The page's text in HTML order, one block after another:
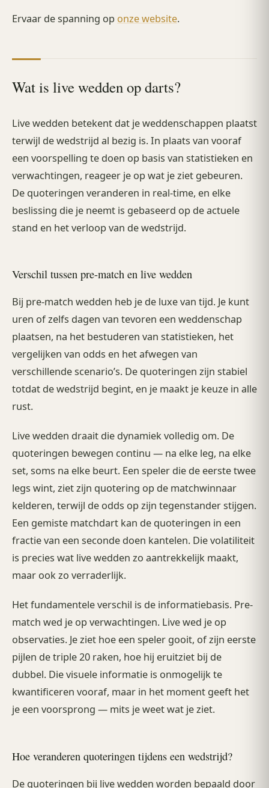
Ervaar de spanning op onze website.
Wat is live wedden op darts?
Live wedden betekent dat je weddenschappen plaatst
terwijl de wedstrijd al bezig is. In plaats van vooraf
een voorspelling te doen op basis van statistieken en
verwachtingen, reageer je op wat je ziet gebeuren.
De quoteringen veranderen in real-time, en elke
beslissing die je neemt is gebaseerd op de actuele
stand en het verloop van de wedstrijd.
Verschil tussen pre-match en live wedden
Bij pre-match wedden heb je de luxe van tijd. Je kunt
uren of zelfs dagen van tevoren een weddenschap
plaatsen, na het bestuderen van statistieken, het
vergelijken van odds en het afwegen van
verschillende scenario’s. De quoteringen zijn stabiel
totdat de wedstrijd begint, en je maakt je keuze in alle
rust.
Live wedden draait die dynamiek volledig om. De
quoteringen bewegen continu — na elke leg, na elke
set, soms na elke beurt. Een speler die de eerste twee
legs wint, ziet zijn quotering op de matchwinnaar
kelderen, terwijl de odds op zijn tegenstander stijgen.
Een gemiste matchdart kan de quoteringen in een
fractie van een seconde doen kantelen. Die volatiliteit
is precies wat live wedden zo aantrekkelijk maakt,
maar ook zo verraderlijk.
Het fundamentele verschil is de informatiebasis. Pre-
match wed je op verwachtingen. Live wed je op
observaties. Je ziet hoe een speler gooit, of zijn eerste
pijlen de triple 20 raken, hoe hij eruitziet bij de
dubbel. Die visuele informatie is onmogelijk te
kwantificeren vooraf, maar in het moment geeft het
je een voorsprong — mits je weet wat je ziet.
Hoe veranderen quoteringen tijdens een wedstrijd?
De quoteringen bij live wedden worden bepaald door